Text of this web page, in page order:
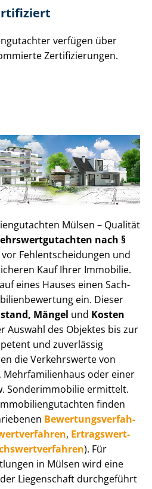
verfügen über
Zer­ti­fi­zie­run­gen.
Mülsen – Qualität
nach §
Fehl­ent­schei­dun­gen und
Kauf Ihrer Immobilie.
eines Hauses einen Sach­
ein. Dieser
Mängel und Kosten
Auswahl des Objektes bis zur
und zuverlässig
die Verkehrswerte von
Mehr­fa­mi­li­en­haus oder einer
Sonderimmobilie ermittelt.
finden
Be­wer­tungs­ver­fah­
, Er­trags­wert­
). Für
in Mülsen wird eine
Liegenschaft durchgeführt